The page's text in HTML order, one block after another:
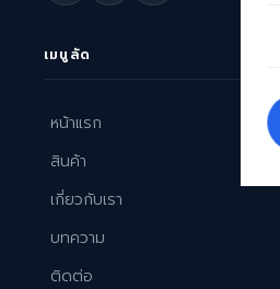
เมนูลัด
หน้าแรก
สินค้า
เกี่ยวกับเรา
บทความ
ติดต่อ